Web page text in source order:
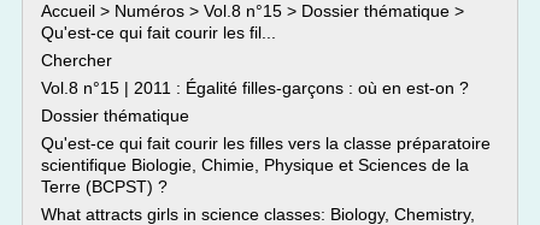
Accueil > Numéros > Vol.8 n°15 > Dossier thématique >
Qu'est-ce qui fait courir les fil...
Chercher
Vol.8 n°15 | 2011 : Égalité filles-garçons : où en est-on ?
Dossier thématique
Qu'est-ce qui fait courir les filles vers la classe préparatoire
scientifique Biologie, Chimie, Physique et Sciences de la
Terre (BCPST) ?
What attracts girls in science classes: Biology, Chemistry,